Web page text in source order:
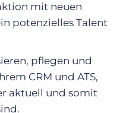
mit neuen
potenzielles Talent
pflegen und
CRM und ATS,
aktuell und somit